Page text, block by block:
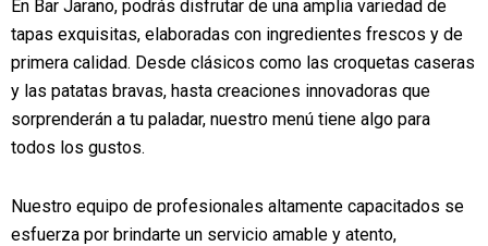
En Bar Jarano, podrás disfrutar de una amplia variedad de
tapas exquisitas, elaboradas con ingredientes frescos y de
primera calidad. Desde clásicos como las croquetas caseras
y las patatas bravas, hasta creaciones innovadoras que
sorprenderán a tu paladar, nuestro menú tiene algo para
todos los gustos.
Nuestro equipo de profesionales altamente capacitados se
esfuerza por brindarte un servicio amable y atento,